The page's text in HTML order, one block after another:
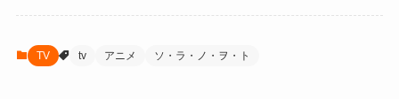
TV tv アニメ ソ・ラ・ノ・ヲ・ト